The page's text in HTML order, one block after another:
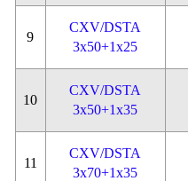
9
CXV/DSTA
3x50+1x25
10
CXV/DSTA
3x50+1x35
11
CXV/DSTA
3x70+1x35